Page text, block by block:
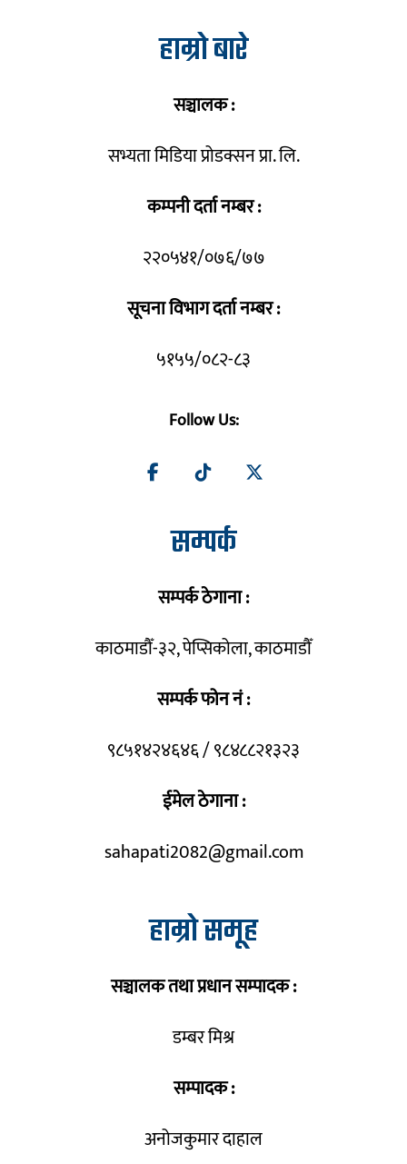
हाम्रो बारे
सञ्चालक :
सभ्यता मिडिया प्रोडक्सन प्रा. लि.
कम्पनी दर्ता नम्बर :
२२०५४१/०७६/७७
सूचना विभाग दर्ता नम्बर :
५१५५/०८२-८३
Follow Us:
सम्पर्क
सम्पर्क ठेगाना :
काठमाडौँ-३२, पेप्सिकोला, काठमाडौँ
सम्पर्क फोन नं :
९८५१४२४६४६ / ९८४८८२१३२३
ईमेल ठेगाना :
sahapati2082@gmail.com
हाम्रो समूह
सञ्चालक तथा प्रधान सम्पादक :
डम्बर मिश्र
सम्पादक :
अनोजकुमार दाहाल